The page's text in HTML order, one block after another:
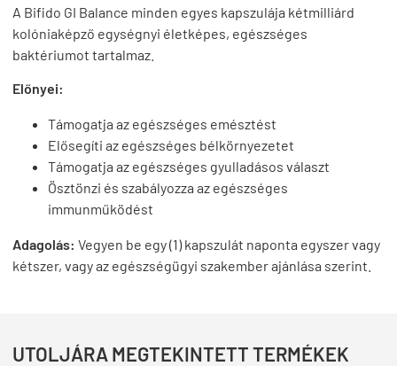
A Bifido GI Balance minden egyes kapszulája kétmilliárd
kolóniaképző egységnyi életképes, egészséges
baktériumot tartalmaz.
Előnyei:
Támogatja az egészséges emésztést
Elősegíti az egészséges bélkörnyezetet
Támogatja az egészséges gyulladásos választ
Ösztönzi és szabályozza az egészséges
immunműködést
Adagolás: Vegyen be egy (1) kapszulát naponta egyszer vagy
kétszer, vagy az egészségügyi szakember ajánlása szerint.
UTOLJÁRA MEGTEKINTETT TERMÉKEK